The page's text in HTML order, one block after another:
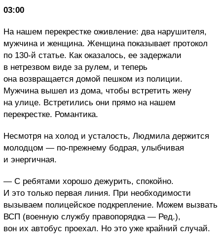
03:00
На нашем перекрестке оживление: два нарушителя,
мужчина и женщина. Женщина показывает протокол
по 130-й статье. Как оказалось, ее задержали
в нетрезвом виде за рулем, и теперь
она возвращается домой пешком из полиции.
Мужчина вышел из дома, чтобы встретить жену
на улице. Встретились они прямо на нашем
перекрестке. Романтика.
Несмотря на холод и усталость, Людмила держится
молодцом — по-прежнему бодрая, улыбчивая
и энергичная.
— С ребятами хорошо дежурить, спокойно.
И это только первая линия. При необходимости
вызываем полицейское подкрепление. Можем вызвать
ВСП (военную службу правопорядка — Ред.),
вон их автобус проехал. Но это уже крайний случай.